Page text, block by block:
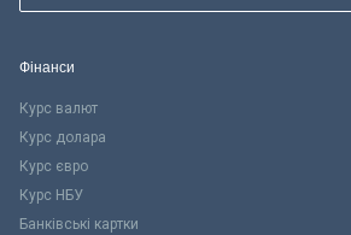
Фінанси
Курс валют
Курс долара
Курс євро
Курс НБУ
Банківські картки